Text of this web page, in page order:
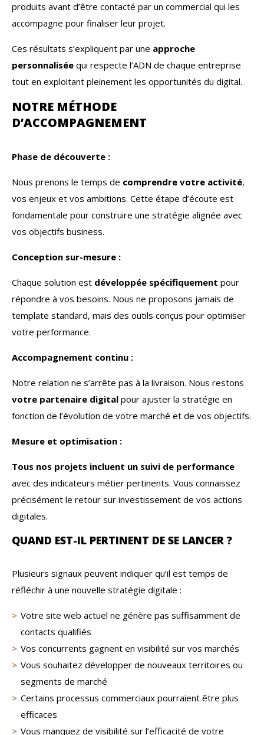
produits avant d’être contacté par un commercial qui les
accompagne pour finaliser leur projet.
Ces résultats s’expliquent par une approche
personnalisée qui respecte l’ADN de chaque entreprise
tout en exploitant pleinement les opportunités du digital.
NOTRE MÉTHODE
D’ACCOMPAGNEMENT
Phase de découverte :
Nous prenons le temps de comprendre votre activité,
vos enjeux et vos ambitions. Cette étape d’écoute est
fondamentale pour construire une stratégie alignée avec
vos objectifs business.
Conception sur-mesure :
Chaque solution est développée spécifiquement pour
répondre à vos besoins. Nous ne proposons jamais de
template standard, mais des outils conçus pour optimiser
votre performance.
Accompagnement continu :
Notre relation ne s’arrête pas à la livraison. Nous restons
votre partenaire digital pour ajuster la stratégie en
fonction de l’évolution de votre marché et de vos objectifs.
Mesure et optimisation :
Tous nos projets incluent un suivi de performance
avec des indicateurs métier pertinents. Vous connaissez
précisément le retour sur investissement de vos actions
digitales.
QUAND EST-IL PERTINENT DE SE LANCER ?
Plusieurs signaux peuvent indiquer qu’il est temps de
réfléchir à une nouvelle stratégie digitale :
Votre site web actuel ne génère pas suffisamment de
contacts qualifiés
Vos concurrents gagnent en visibilité sur vos marchés
Vous souhaitez développer de nouveaux territoires ou
segments de marché
Certains processus commerciaux pourraient être plus
efficaces
Vous manquez de visibilité sur l’efficacité de votre